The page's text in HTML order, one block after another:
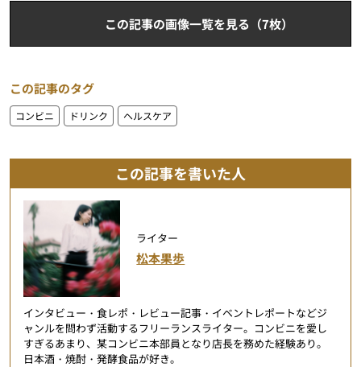
この記事の画像一覧を見る（7枚）
この記事のタグ
コンビニ ドリンク ヘルスケア
この記事を書いた人
ライター
松本果歩
インタビュー・食レポ・レビュー記事・イベントレポートなどジ
ャンルを問わず活動するフリーランスライター。コンビニを愛し
すぎるあまり、某コンビニ本部員となり店長を務めた経験あり。
日本酒・焼酎・発酵食品が好き。